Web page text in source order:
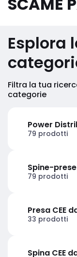
Esplora
Filtra la tua
categorie
Power
79 prodotti
Spine-
79 prodotti
Presa CEE
33 prodotti
Spina CEE